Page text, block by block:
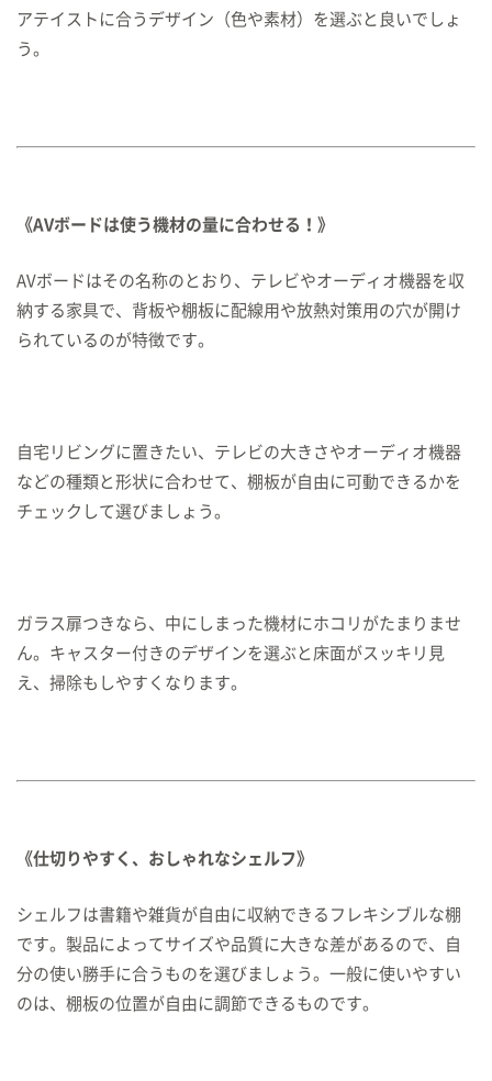
アテイストに合うデザイン（色や素材）を選ぶと良いでしょ
う。
《AVボードは使う機材の量に合わせる！》
AVボードはその名称のとおり、テレビやオーディオ機器を収
納する家具で、背板や棚板に配線用や放熱対策用の穴が開け
られているのが特徴です。
自宅リビングに置きたい、テレビの大きさやオーディオ機器
などの種類と形状に合わせて、棚板が自由に可動できるかを
チェックして選びましょう。
ガラス扉つきなら、中にしまった機材にホコリがたまりませ
ん。キャスター付きのデザインを選ぶと床面がスッキリ見
え、掃除もしやすくなります。
《仕切りやすく、おしゃれなシェルフ》
シェルフは書籍や雑貨が自由に収納できるフレキシブルな棚
です。製品によってサイズや品質に大きな差があるので、自
分の使い勝手に合うものを選びましょう。一般に使いやすい
のは、棚板の位置が自由に調節できるものです。